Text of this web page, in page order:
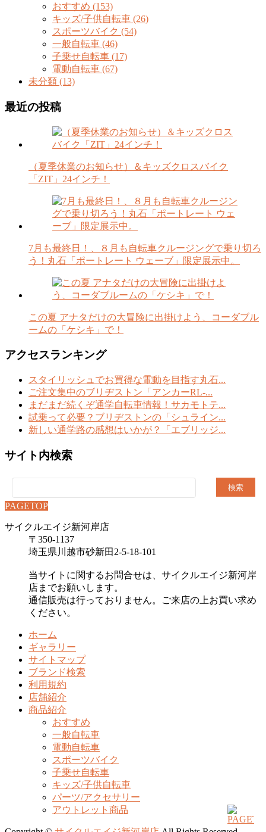
おすすめ (153)
キッズ/子供自転車 (26)
スポーツバイク (54)
一般自転車 (46)
子乗せ自転車 (17)
電動自転車 (67)
未分類 (13)
最近の投稿
（夏季休業のお知らせ）＆キッズクロスバイク
「ZIT」24インチ！
7月も最終日！、８月も自転車クルージングで乗り切ろ
う！丸石「ポートレート ウェーブ」限定展示中。
この夏 アナタだけの大冒険に出掛けよう、コーダブル
ームの「ケシキ」で！
アクセスランキング
スタイリッシュでお買得な電動を目指す丸石...
ご注文集中のブリヂストン「アンカーRL-...
まだまだ続くぞ通学自転車情報！サカモトテ...
試乗って必要？ブリヂストンの「シュライン...
新しい通学路の感想はいかが？「エブリッジ...
サイト内検索
索:
PAGETOP
サイクルエイジ新河岸店
〒350-1137
埼玉県川越市砂新田2-5-18-101
当サイトに関するお問合せは、サイクルエイジ新河岸
店までお願いします。
通信販売は行っておりません。ご来店の上お買い求め
ください。
ホーム
ギャラリー
サイトマップ
ブランド検索
利用規約
店舗紹介
商品紹介
おすすめ
一般自転車
電動自転車
スポーツバイク
子乗せ自転車
キッズ/子供自転車
パーツ/アクセサリー
アウトレット商品